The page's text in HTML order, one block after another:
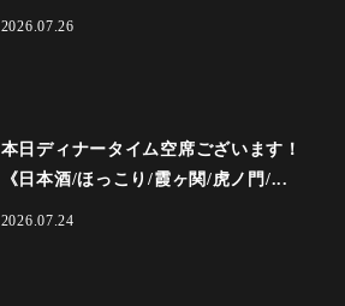
2026.07.26
本日ディナータイム空席ございます！
《日本酒/ほっこり/霞ヶ関/虎ノ門/...
2026.07.24